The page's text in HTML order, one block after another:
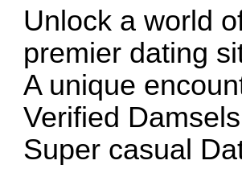
Unlock a world
premier dating
A unique
Verified Damsels
Super casual